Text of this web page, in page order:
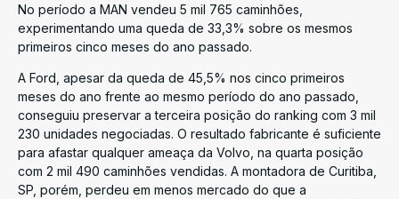
No período a MAN vendeu 5 mil 765 caminhões,
experimentando uma queda de 33,3% sobre os mesmos
primeiros cinco meses do ano passado.
A Ford, apesar da queda de 45,5% nos cinco primeiros
meses do ano frente ao mesmo período do ano passado,
conseguiu preservar a terceira posição do ranking com 3 mil
230 unidades negociadas. O resultado fabricante é suficiente
para afastar qualquer ameaça da Volvo, na quarta posição
com 2 mil 490 caminhões vendidas. A montadora de Curitiba,
SP, porém, perdeu em menos mercado do que a